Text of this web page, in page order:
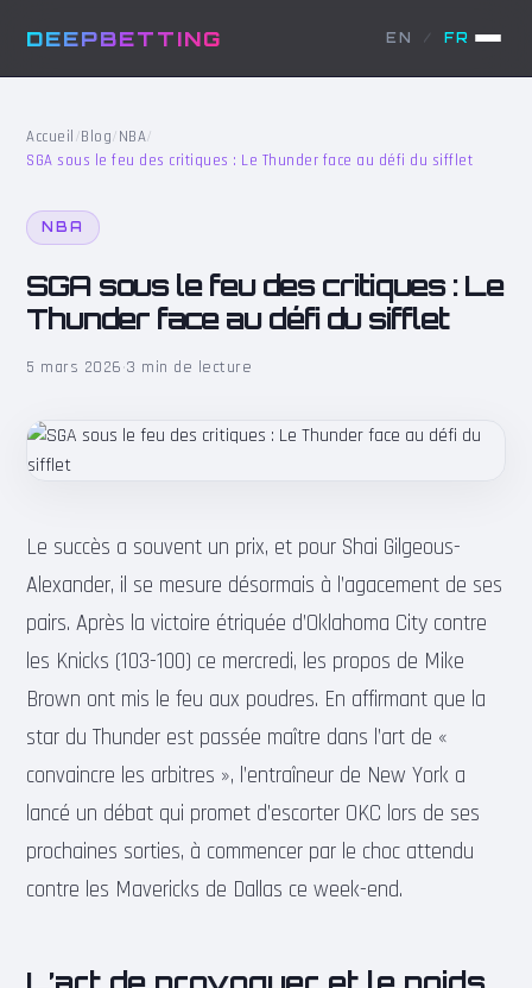
DEEPBETTING EN / FR
Accueil /Blog/NBA/
SGA sous le feu des critiques : Le Thunder face au défi du sifflet
NBA
SGA sous le feu des critiques : Le
Thunder face au défi du sifflet
5 mars 2026·3 min de lecture
Le succès a souvent un prix, et pour Shai Gilgeous-
Alexander, il se mesure désormais à l’agacement de ses
pairs. Après la victoire étriquée d’Oklahoma City contre
les Knicks (103-100) ce mercredi, les propos de Mike
Brown ont mis le feu aux poudres. En affirmant que la
star du Thunder est passée maître dans l’art de «
convaincre les arbitres », l’entraîneur de New York a
lancé un débat qui promet d’escorter OKC lors de ses
prochaines sorties, à commencer par le choc attendu
contre les Mavericks de Dallas ce week-end.